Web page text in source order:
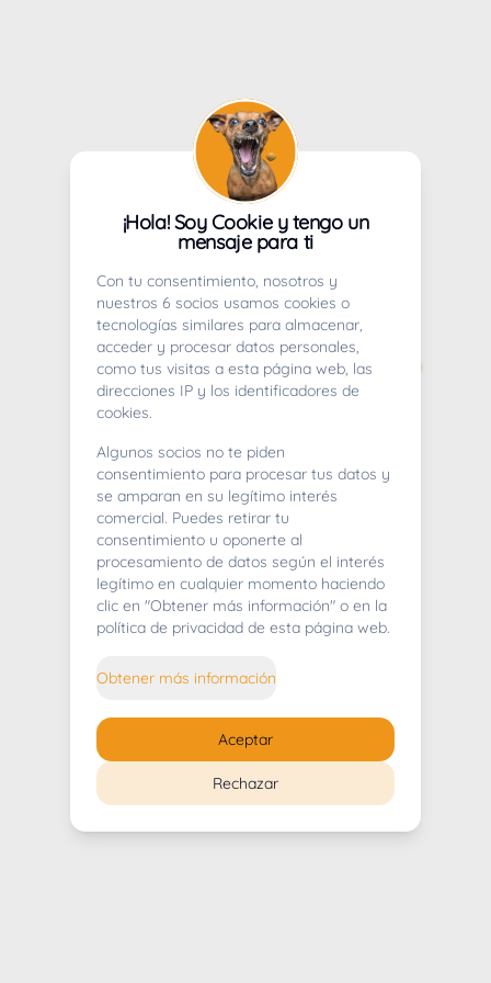
404
Whoops! Lo sentimos mucho.
¡Hola! Soy Cookie y tengo un
mensaje para ti
Con tu consentimiento, nosotros y
nuestros 6 socios usamos cookies o
tecnologías similares para almacenar,
acceder y procesar datos personales,
como tus visitas a esta página web, las
direcciones IP y los identificadores de
cookies.
Algunos socios no te piden
consentimiento para procesar tus datos y
se amparan en su legítimo interés
comercial. Puedes retirar tu
consentimiento u oponerte al
procesamiento de datos según el interés
legítimo en cualquier momento haciendo
clic en "Obtener más información" o en la
política de privacidad de esta página web.
Obtener más información
Rechazar
Aceptar